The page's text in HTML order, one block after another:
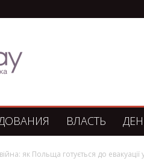
ВЛАСТЬ
як Польща готується до евакуації